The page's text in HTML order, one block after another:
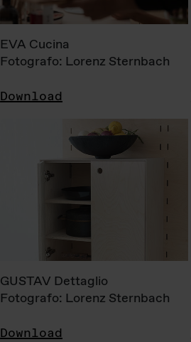
EVA Cucina
Fotografo: Lorenz Sternbach
Download
GUSTAV Dettaglio
Fotografo: Lorenz Sternbach
Download